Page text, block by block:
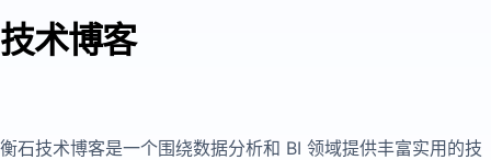
技术博客
衡石技术博客是一个围绕数据分析和 BI 领域提供丰富实用的技